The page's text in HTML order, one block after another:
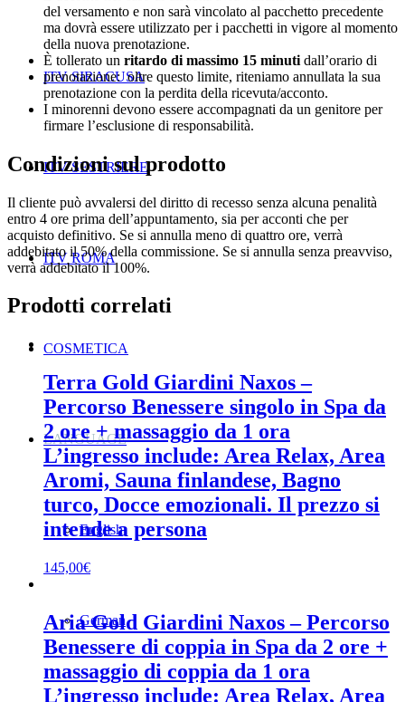
ITV SIRACUSA
ITV SESTRIERE
ITV ROMA
COSMETICA
LANGUAGE
English
German
del versamento e non sarà vincolato al pacchetto precedente
ma dovrà essere utilizzato per i pacchetti in vigore al momento
della nuova prenotazione.
È tollerato un ritardo di massimo 15 minuti dall’orario di
prenotazione: oltre questo limite, riteniamo annullata la sua
prenotazione con la perdita della ricevuta/acconto.
I minorenni devono essere accompagnati da un genitore per
firmare l’esclusione di responsabilità.
Condizioni sul prodotto
Il cliente può avvalersi del diritto di recesso senza alcuna penalità
entro 4 ore prima dell’appuntamento, sia per acconti che per
acquisto definitivo. Se si annulla meno di quattro ore, verrà
addebitato il 50% della commissione. Se si annulla senza preavviso,
verrà addebitato il 100%.
Prodotti correlati
Terra Gold Giardini Naxos –
Percorso Benessere singolo in Spa da
2 ore + massaggio da 1 ora
L’ingresso include: Area Relax, Area
Aromi, Sauna finlandese, Bagno
turco, Docce emozionali. Il prezzo si
intende a persona
145,00€
Aria Gold Giardini Naxos – Percorso
Benessere di coppia in Spa da 2 ore +
massaggio di coppia da 1 ora
L’ingresso include: Area Relax, Area